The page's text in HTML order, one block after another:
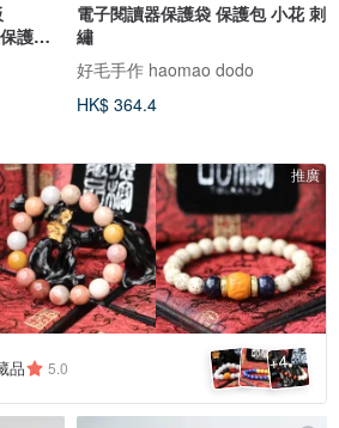
護套/
電子閱讀器保護袋 保護包 小花 刺
繡
好毛手作 haomao dodo
HK$ 364.4
推廣
品 5.0 +4